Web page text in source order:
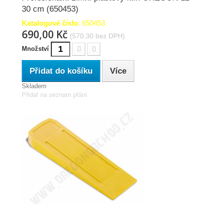
30 cm (650453)
Katalogové číslo: 650453
690,00 Kč (570,30 bez DPH)
Množství
Přidat do košíku Více
Skladem
Přidat na seznam přání